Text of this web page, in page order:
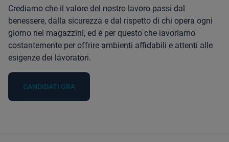
Crediamo che il valore del nostro lavoro passi dal
benessere, dalla sicurezza e dal rispetto di chi opera ogni
giorno nei magazzini, ed è per questo che lavoriamo
costantemente per offrire ambienti affidabili e attenti alle
esigenze dei lavoratori.
CANDIDATI ORA